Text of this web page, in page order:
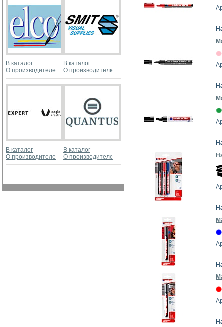
В каталог
О производителе
В каталог
О производителе
В каталог
О производителе
В каталог
О производителе